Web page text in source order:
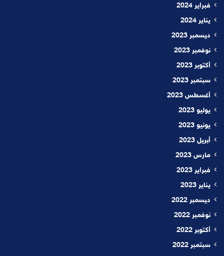
فبراير 2024
يناير 2024
ديسمبر 2023
نوفمبر 2023
أكتوبر 2023
سبتمبر 2023
أغسطس 2023
يوليو 2023
يونيو 2023
أبريل 2023
مارس 2023
فبراير 2023
يناير 2023
ديسمبر 2022
نوفمبر 2022
أكتوبر 2022
سبتمبر 2022